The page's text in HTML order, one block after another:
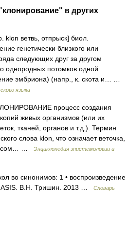
в других
klon ветвь, отпрыск] биол.
генетически близкого или
следующих друг за другом
однородных потомков одной
эмбриона) (напр., к. скота и… …
языка
процесс создания
живых организмов (или их
тканей, органов и т.д.). Термин
слова klon, что означает веточка,
…
Энциклопедия эпистемологии и
во синонимов: 1 • воспроизведение
ASIS. В.Н. Тришин. 2013 …
Словарь